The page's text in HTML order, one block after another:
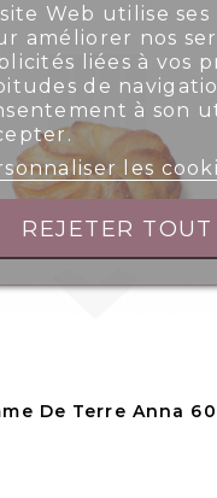
De Terre Anna
site Web utilise
améliorer nos
liées à vos
de
à son
les
REJETER TOUT